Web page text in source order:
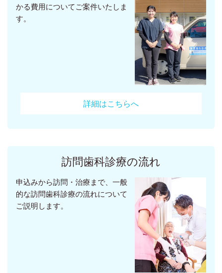
かる費用についてご案件いたしま
す。
詳細はこちらへ
訪問歯科診療の流れ
申込みから訪問・治療まで、一般
的な訪問歯科診療の流れについて
ご説明します。